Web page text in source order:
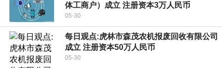
体工商户）成立 注册资本3万人民币
05-30
每日观点:虎林市森茂农机报废回收有限公司
成立 注册资本50万人民币
05-30